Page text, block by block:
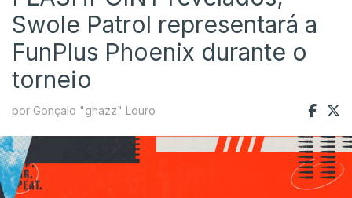
Swole Patrol representará a
FunPlus Phoenix durante o
torneio
por Gonçalo "ghazz" Louro